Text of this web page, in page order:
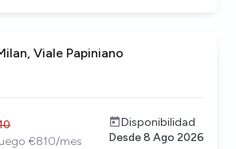
Viale Papiniano
€810/mes
Disponibilidad
Desde8 Ago 2026